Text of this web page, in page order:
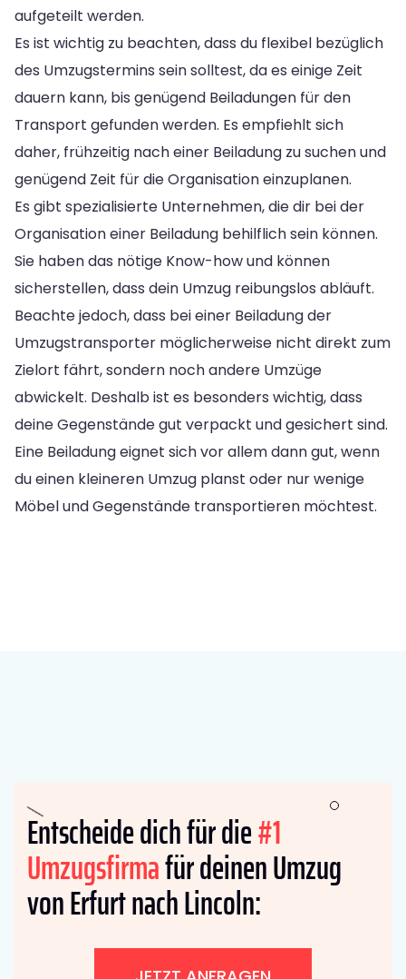
aufgeteilt werden.
Es ist wichtig zu beachten, dass du flexibel bezüglich
des Umzugstermins sein solltest, da es einige Zeit
dauern kann, bis genügend Beiladungen für den
Transport gefunden werden. Es empfiehlt sich
daher, frühzeitig nach einer Beiladung zu suchen und
genügend Zeit für die Organisation einzuplanen.
Es gibt spezialisierte Unternehmen, die dir bei der
Organisation einer Beiladung behilflich sein können.
Sie haben das nötige Know-how und können
sicherstellen, dass dein Umzug reibungslos abläuft.
Beachte jedoch, dass bei einer Beiladung der
Umzugstransporter möglicherweise nicht direkt zum
Zielort fährt, sondern noch andere Umzüge
abwickelt. Deshalb ist es besonders wichtig, dass
deine Gegenstände gut verpackt und gesichert sind.
Eine Beiladung eignet sich vor allem dann gut, wenn
du einen kleineren Umzug planst oder nur wenige
Möbel und Gegenstände transportieren möchtest.
Entscheide dich für die#1
Umzugsfirmafür deinen Umzug
von Erfurt nach Lincoln: